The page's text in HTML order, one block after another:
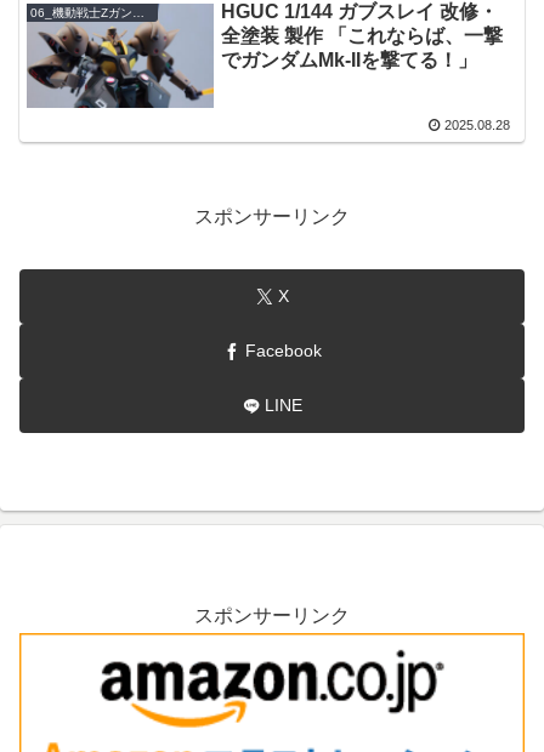
HGUC 1/144 ガブスレイ 改修・
全塗装 製作 「これならば、一撃
でガンダムMk-IIを撃てる！」
2025.08.28
スポンサーリンク
X
Facebook
LINE
スポンサーリンク